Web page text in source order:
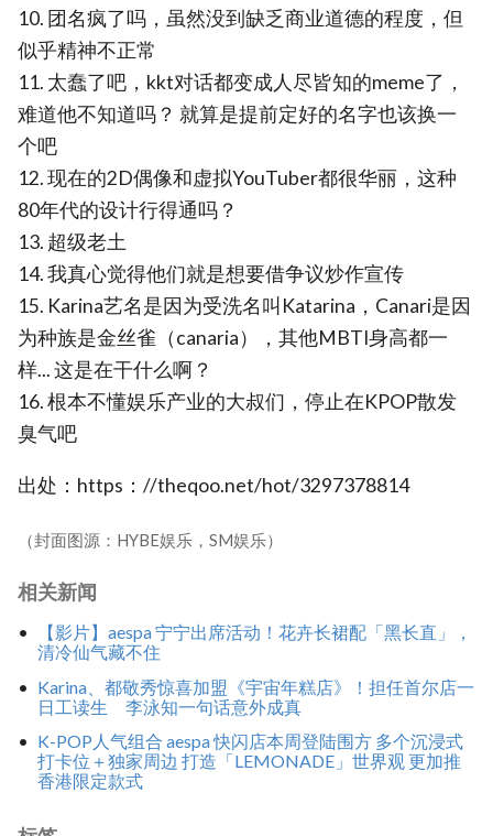
10. 团名疯了吗，虽然没到缺乏商业道德的程度，但
似乎精神不正常
11. 太蠢了吧，kkt对话都变成人尽皆知的meme了，
难道他不知道吗？ 就算是提前定好的名字也该换一
个吧
12. 现在的2D偶像和虚拟YouTuber都很华丽，这种
80年代的设计行得通吗？
13. 超级老土
14. 我真心觉得他们就是想要借争议炒作宣传
15. Karina艺名是因为受洗名叫Katarina，Canari是因
为种族是金丝雀（canaria），其他MBTI身高都一
样... 这是在干什么啊？
16. 根本不懂娱乐产业的大叔们，停止在KPOP散发
臭气吧
出处：https：//theqoo.net/hot/3297378814
（封面图源：HYBE娱乐，SM娱乐）
相关新闻
【影片】aespa 宁宁出席活动！花卉长裙配「黑长直」，
清冷仙气藏不住
Karina、都敬秀惊喜加盟《宇宙年糕店》！担任首尔店一
日工读生 李泳知一句话意外成真
K-POP人气组合 aespa 快闪店本周登陆围方 多个沉浸式
打卡位＋独家周边 打造「LEMONADE」世界观 更加推
香港限定款式